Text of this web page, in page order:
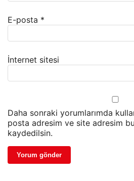
E-posta *
İnternet sitesi
Daha sonraki yorumlarımda
posta adresim ve site adresim bu
kaydedilsin.